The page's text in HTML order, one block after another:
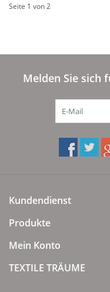
Seite 1 von 2
Melden Sie sich
Kundendienst
Produkte
Mein Konto
TEXTILE TRÄUME